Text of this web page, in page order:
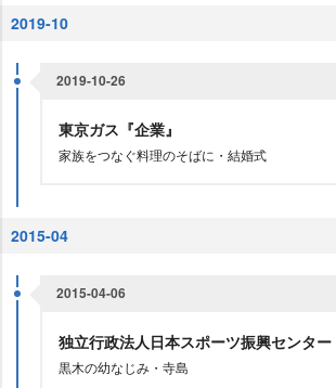
2019-10
2019-10-26
東京ガス『企業』
家族をつなぐ料理のそばに・結婚式
2015-04
2015-04-06
独立行政法人日本スポーツ振興センター
黒木の幼なじみ・寺島